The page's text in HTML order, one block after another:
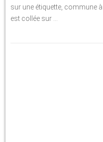
sur une étiquette, commune
est collée sur ...